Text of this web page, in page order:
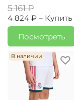
5 161 ₽
4 824 ₽ – Купить
Посмотреть
В наличии